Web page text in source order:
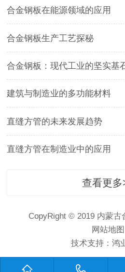
合金钢板在能源领域的应用
合金钢板生产工艺探秘
合金钢板：现代工业的坚实基
建筑与制造业的多功能材料
直缝方管的未来发展趋势
直缝方管在制造业中的应用
查看更多
CopyRight © 2019 内蒙古
网站地图
技术支持：鸿